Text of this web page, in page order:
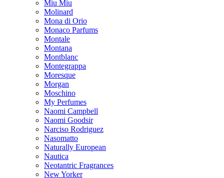
Miu Miu
Molinard
Mona di Orio
Monaco Parfums
Montale
Montana
Montblanc
Montegrappa
Moresque
Morgan
Moschino
My Perfumes
Naomi Campbell
Naomi Goodsir
Narciso Rodriguez
Nasomatto
Naturally European
Nautica
Neotantric Fragrances
New Yorker